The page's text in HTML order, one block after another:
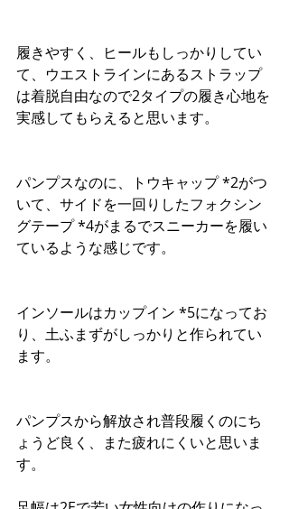
履きやすく、ヒールもしっかりしてい
て、ウエストラインにあるストラップ
は着脱自由なので2タイプの履き心地を
実感してもらえると思います。
パンプスなのに、トウキャップ *2がつ
いて、サイドを一回りしたフォクシン
グテープ *4がまるでスニーカーを履い
ているような感じです。
インソールはカップイン *5になってお
り、土ふまずがしっかりと作られてい
ます。
パンプスから解放され普段履くのにち
ょうど良く、また疲れにくいと思いま
す。